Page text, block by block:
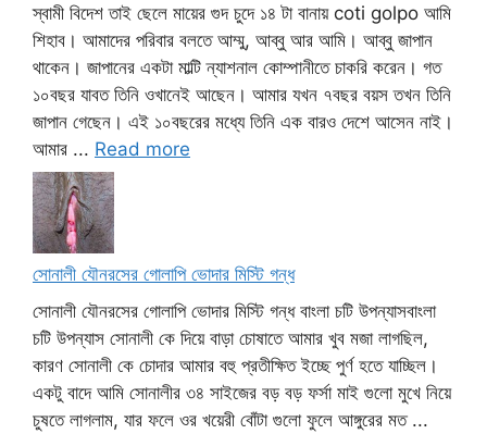
স্বামী বিদেশ তাই ছেলে মায়ের গুদ চুদে ১৪ টা বানায় coti golpo আমি
শিহাব। আমাদের পরিবার বলতে আম্মু, আব্বু আর আমি। আব্বু জাপান
থাকেন। জাপানের একটা মাল্টি ন্যাশনাল কোম্পানীতে চাকরি করেন। গত
১০বছর যাবত তিনি ওখানেই আছেন। আমার যখন ৭বছর বয়স তখন তিনি
জাপান গেছেন। এই ১০বছরের মধ্যে তিনি এক বারও দেশে আসেন নাই।
আমার ... Read more
সোনালী যৌনরসের গোলাপি ভোদার মিস্টি গন্ধ
সোনালী যৌনরসের গোলাপি ভোদার মিস্টি গন্ধ বাংলা চটি উপন্যাসবাংলা
চটি উপন্যাস সোনালী কে দিয়ে বাড়া চোষাতে আমার খুব মজা লাগছিল,
কারণ সোনালী কে চোদার আমার বহু প্রতীক্ষিত ইচ্ছে পুর্ণ হতে যাচ্ছিল।
একটু বাদে আমি সোনালীর ৩৪ সাইজের বড় বড় ফর্সা মাই গুলো মুখে নিয়ে
চুষতে লাগলাম, যার ফলে ওর খয়েরী বোঁটা গুলো ফুলে আঙ্গুরের মত ...